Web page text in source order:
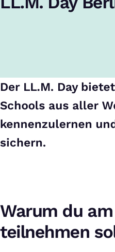
Der LL.M. Day
Schools aus aller
kennenzulernen
sichern.
Warum du
teilnehmen